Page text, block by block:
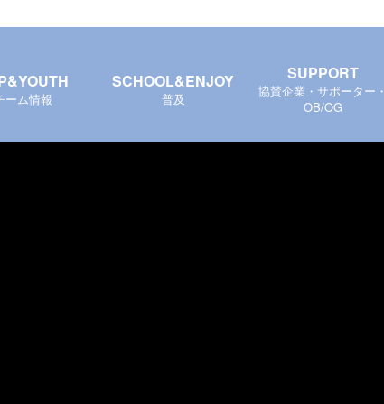
ーム情報
SCHOOL&ENJOY
普及
SUPPORT
協賛企業・サポーター・
OB/OG